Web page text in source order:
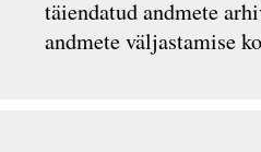
täiendatud andmete
andmete väljastamise